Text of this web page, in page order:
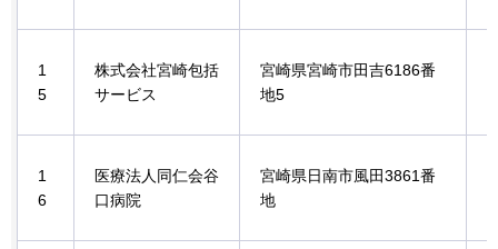
1
5
株式会社宮崎包括
サービス
宮崎県宮崎市田吉6186番
地5
1
6
医療法人同仁会谷
口病院
宮崎県日南市風田3861番
地